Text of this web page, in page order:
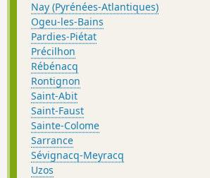
Nay (Pyrénées-Atlantiques)
Ogeu-les-Bains
Pardies-Piétat
Précilhon
Rébénacq
Rontignon
Saint-Abit
Saint-Faust
Sainte-Colome
Sarrance
Sévignacq-Meyracq
Uzos